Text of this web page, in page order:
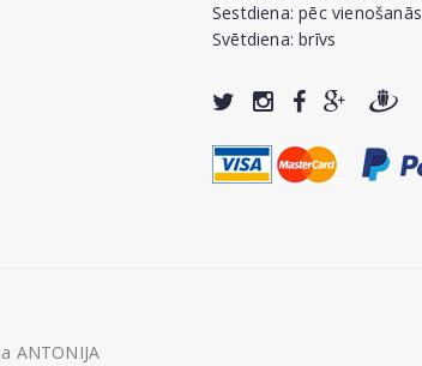
Sestdiena: pēc vienošanās
Svētdiena: brīvs
ANTONIJA